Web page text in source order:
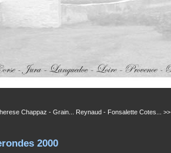
Chappaz - Grain... Reynaud - Fonsalette Cotes... >>
2000